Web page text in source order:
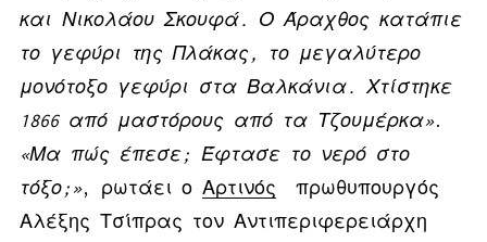
και Νικολάου Σκουφά. Ο Άραχθος κατάπιε
το γεφύρι της Πλάκας, το μεγαλύτερο
μονότοξο γεφύρι στα Βαλκάνια. Χτίστηκε
1866 από μαστόρους από τα Τζουμέρκα».
«Μα πώς έπεσε; Έφτασε το νερό στο
τόξο;», ρωτάει ο Αρτινός πρωθυπουργός
Αλέξης Τσίπρας τον Αντιπεριφερειάρχη